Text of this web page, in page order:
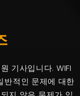
기사입니다. WIFI
반적인 문제에 대한